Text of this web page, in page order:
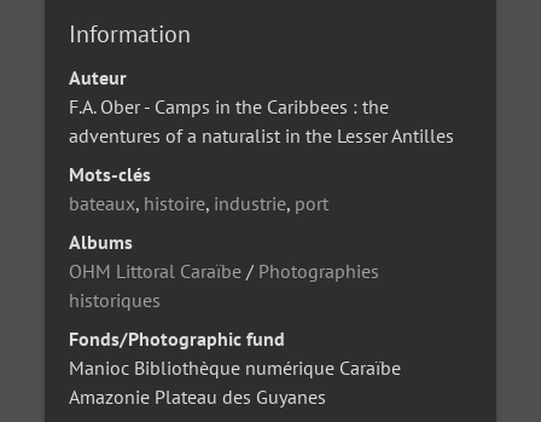
Information
Auteur
F.A. Ober - Camps in the Caribbees : the
adventures of a naturalist in the Lesser Antilles
Mots-clés
bateaux, histoire, industrie, port
Albums
OHM Littoral Caraïbe / Photographies
historiques
Fonds/Photographic fund
Manioc Bibliothèque numérique Caraïbe
Amazonie Plateau des Guyanes